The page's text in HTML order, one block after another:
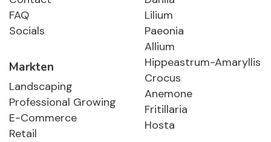
FAQ
Socials
Markten
Landscaping
Professional Growing
E-Commerce
Retail
Lilium
Paeonia
Allium
Hippeastrum-Amaryllis
Crocus
Anemone
Fritillaria
Hosta